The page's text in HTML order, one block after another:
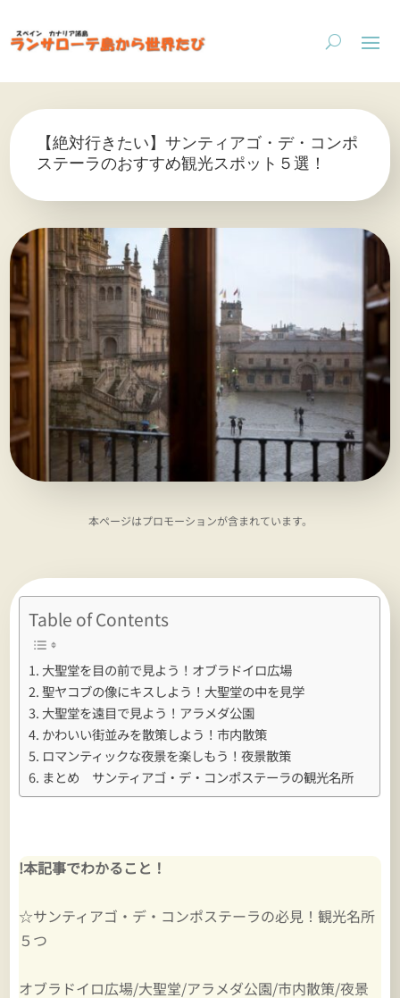
【絶対行きたい】サンティアゴ・デ・コンポ
ステーラのおすすめ観光スポット５選！
本ページはプロモーションが含まれています。
Table of Contents
大聖堂を目の前で見よう！オブラドイロ広場
聖ヤコブの像にキスしよう！大聖堂の中を見学
大聖堂を遠目で見よう！アラメダ公園
かわいい街並みを散策しよう！市内散策
ロマンティックな夜景を楽しもう！夜景散策
まとめ サンティアゴ・デ・コンポステーラの観光名所
!本記事でわかること！
☆サンティアゴ・デ・コンポステーラの必見！観光名所
５つ
オブラドイロ広場/大聖堂/アラメダ公園/市内散策/夜景